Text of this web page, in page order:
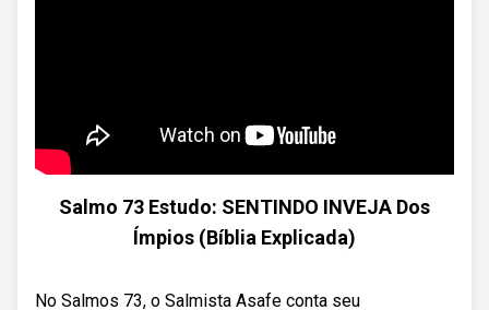
Salmo 73 Estudo: SENTINDO INVEJA Dos
Ímpios (Bíblia Explicada)
No Salmos 73, o Salmista Asafe conta seu